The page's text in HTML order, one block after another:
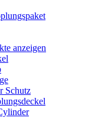
anzeigen
Schutz